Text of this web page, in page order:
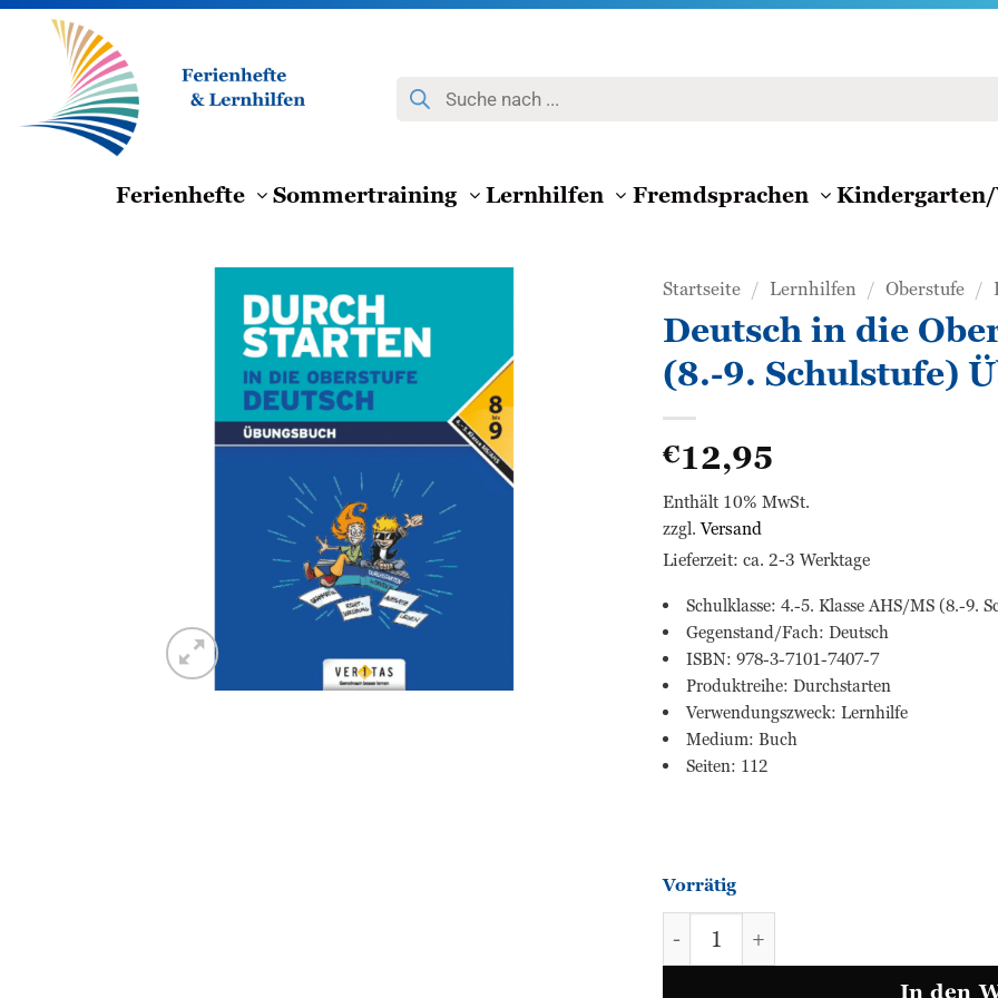
Zum
springen
Products
search
Ferienhefte Sommertraining Lernhilfen Fremdsprachen
hinzufügen
Startseite / Lernhilfen / Oberstufe /
Deutsch in die
(8.-9. Schulstufe)
€12,95
Enthält 10% MwSt.
zzgl.Versand
Lieferzeit: ca. 2-3 Werktage
Schulklasse: 4.-5. Klasse AHS/MS (8.-9.
Gegenstand/Fach: Deutsch
ISBN: 978-3-7101-7407-7
Produktreihe: Durchstarten
Verwendungszweck: Lernhilfe
Medium: Buch
Seiten: 112
Vorrätig
Deutsch in die Oberstufe 4.-5.
In den